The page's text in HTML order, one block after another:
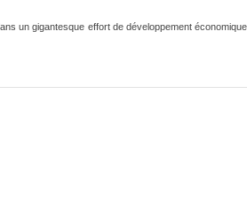
un gigantesque effort de développement